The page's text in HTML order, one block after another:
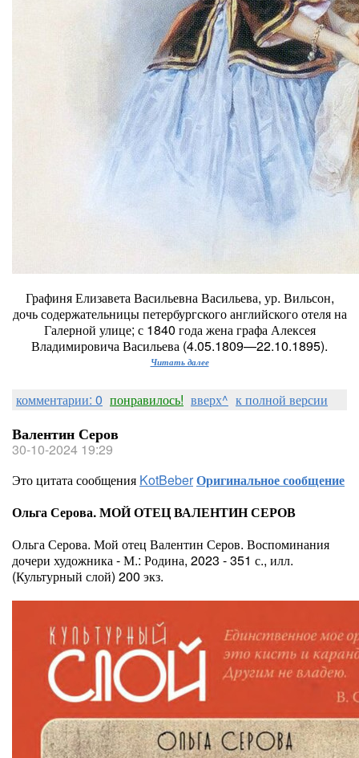
Графиня Елизавета Васильевна Васильева, ур. Вильсон,
дочь содержательницы петербургского английского отеля на
Галерной улице; с 1840 года жена графа Алексея
Владимировича Васильева (4.05.1809—22.10.1895).
Читать далее
комментарии: 0 понравилось! вверх^ к полной версии
Валентин Серов
30-10-2024 19:29
Это цитата сообщения KotBeberОригинальное сообщение
Ольга Серова. МОЙ ОТЕЦ ВАЛЕНТИН СЕРОВ
Ольга Серова. Мой отец Валентин Серов. Воспоминания
дочери художника - М.: Родина, 2023 - 351 с., илл.
(Культурный слой) 200 экз.